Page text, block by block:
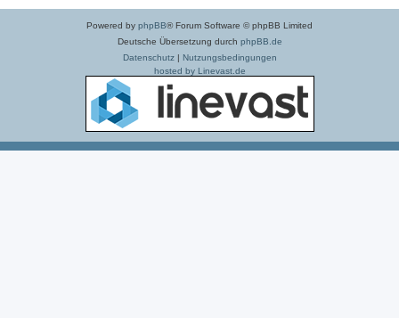
Powered by phpBB® Forum Software © phpBB Limited
Deutsche Übersetzung durch phpBB.de
Datenschutz|
Nutzungsbedingungen
hosted by Linevast.de